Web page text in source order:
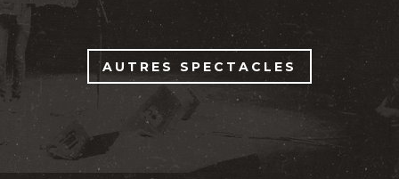
AUTRES SPECTACLES